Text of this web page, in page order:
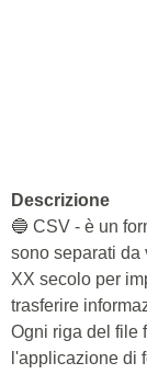
Descrizione
🔵 CSV - è un
sono separati da
XX secolo per
trasferire
Ogni riga del file
l'applicazione di